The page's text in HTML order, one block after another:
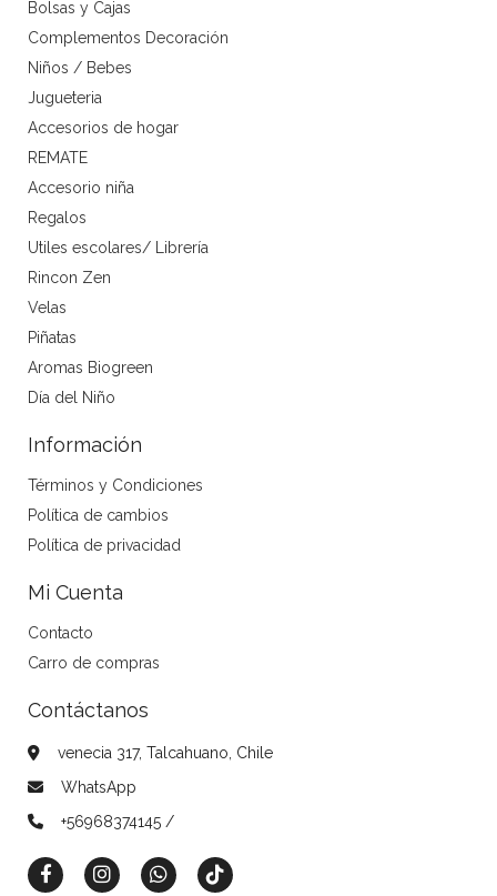
Bolsas y Cajas
Complementos Decoración
Niños / Bebes
Jugueteria
Accesorios de hogar
REMATE
Accesorio niña
Regalos
Utiles escolares/ Librería
Rincon Zen
Velas
Piñatas
Aromas Biogreen
Día del Niño
Información
Términos y Condiciones
Política de cambios
Política de privacidad
Mi Cuenta
Contacto
Carro de compras
Contáctanos
venecia 317, Talcahuano, Chile
WhatsApp
+56968374145 /